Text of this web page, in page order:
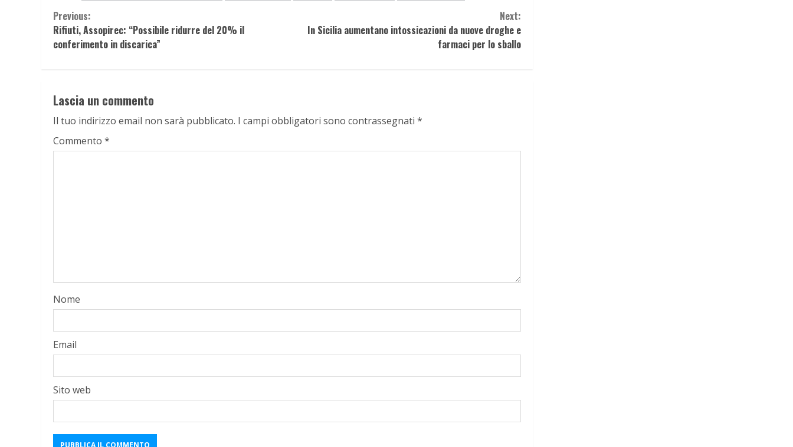
Continue
Reading
Previous:
Rifiuti, Assopirec: “Possibile ridurre del 20% il
conferimento in discarica”
Next:
In Sicilia aumentano intossicazioni da nuove droghe e
farmaci per lo sballo
Lascia un commento
Il tuo indirizzo email non sarà pubblicato. I campi obbligatori sono contrassegnati *
Commento *
Nome
Email
Sito web